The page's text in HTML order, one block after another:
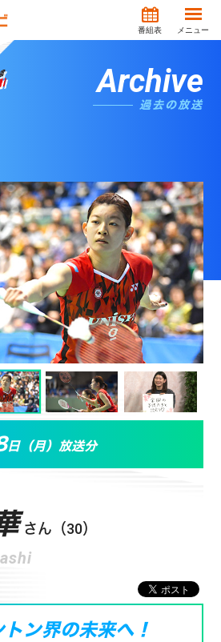
番組表 メニュー
Archive
過去の放送
日（月）放送分
さん（30）
ン界の未来へ！